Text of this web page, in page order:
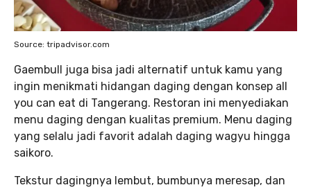
Source: tripadvisor.com
Gaembull juga bisa jadi alternatif untuk kamu yang
ingin menikmati hidangan daging dengan konsep all
you can eat di Tangerang. Restoran ini menyediakan
menu daging dengan kualitas premium. Menu daging
yang selalu jadi favorit adalah daging wagyu hingga
saikoro.
Tekstur dagingnya lembut, bumbunya meresap, dan